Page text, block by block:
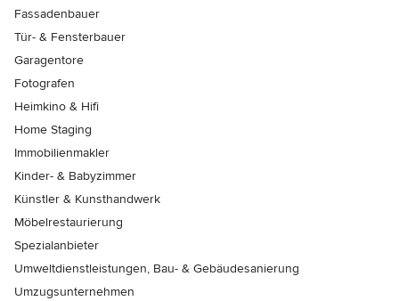
Fassadenbauer
Tür- & Fensterbauer
Garagentore
Fotografen
Heimkino & Hifi
Home Staging
Immobilienmakler
Kinder- & Babyzimmer
Künstler & Kunsthandwerk
Möbelrestaurierung
Spezialanbieter
Umweltdienstleistungen, Bau- & Gebäudesanierung
Umzugsunternehmen